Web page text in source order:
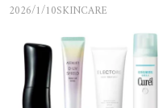
2026/1/10SKINCARE